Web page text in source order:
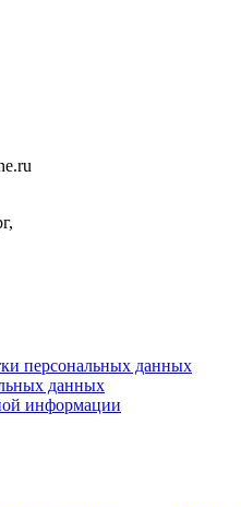
персональных данных
данных
информации